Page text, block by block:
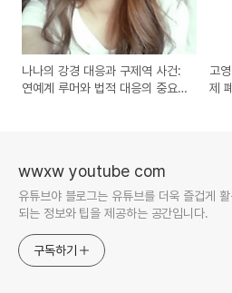
나나의 강경 대응과 구제역 사건:
연예계 루머와 법적 대응의 중요
고
제
wwxw youtube com
유튜브야 블로그는 유튜브를 더욱 즐겁게 활
되는 정보와 팁을 제공하는 공간입니다.
구독하기